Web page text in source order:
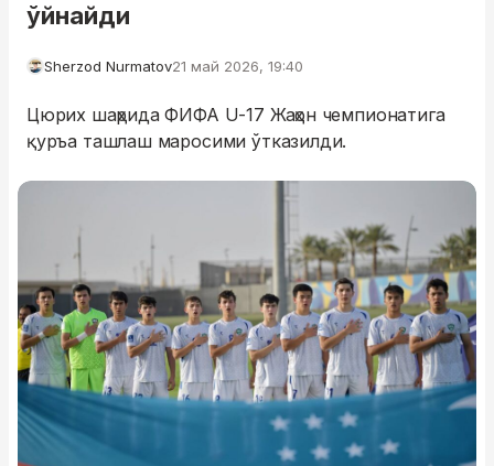
ўйнайди
Sherzod Nurmatov21 май 2026, 19:40
Цюрих шаҳрида ФИФА U-17 Жаҳон чемпионатига
қуръа ташлаш маросими ўтказилди.